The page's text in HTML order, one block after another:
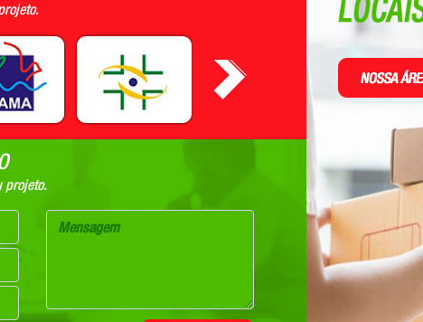
projeto.